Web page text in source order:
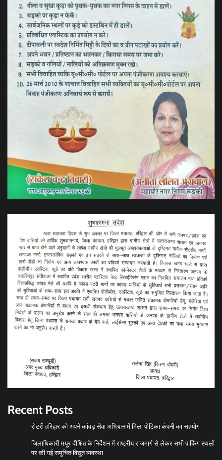
Recent Posts
रोटरी हरिद्वार को अपने कांवड़ सेवा अभियान में मिला पोंटिका कंपनी का सहयोग
जिलाधिकारी मयूर दीक्षित के निर्देशन में राष्ट्रीय राजमार्ग से लेकर सभी पार्किंग स्थलों
पर की गई समुचित विद्युत व्यवस्था